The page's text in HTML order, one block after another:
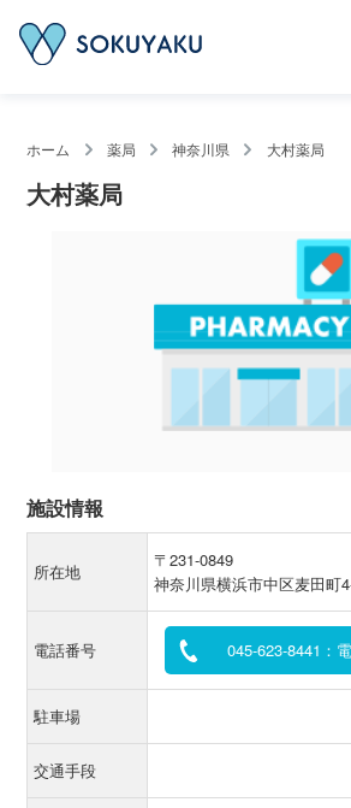
ホーム 薬局 神奈川県 大村薬局
大村薬局
施設情報
所在地
〒231-0849
神奈川県横浜市中区麦田町
電話番号 045-623-8441：
駐車場
交通手段